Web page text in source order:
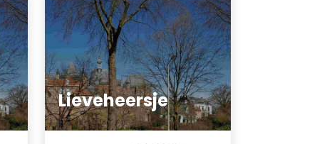
Lieveheersje